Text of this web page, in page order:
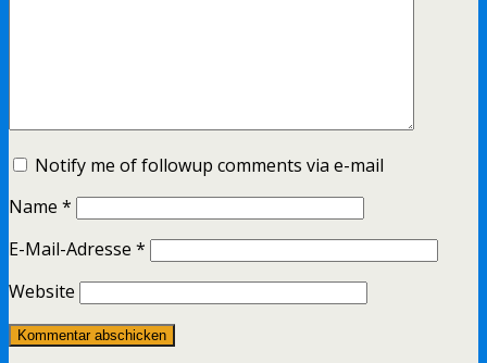
Notify me of followup comments via e-mail
Name *
E-Mail-Adresse *
Website